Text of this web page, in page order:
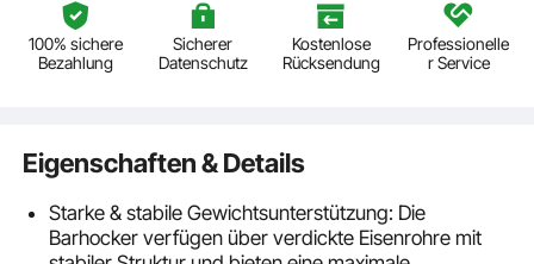
100% sichere
Bezahlung
Sicherer
Datenschutz
Kostenlose
Rücksendung
Professionelle
r Service
Eigenschaften & Details
Starke & stabile Gewichtsunterstützung: Die
Barhocker verfügen über verdickte Eisenrohre mit